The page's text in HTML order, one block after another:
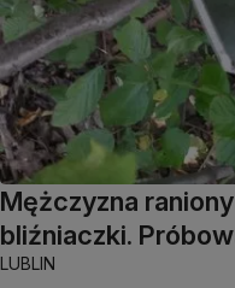
Mężczyzna
bliźniaczki.
LUBLIN